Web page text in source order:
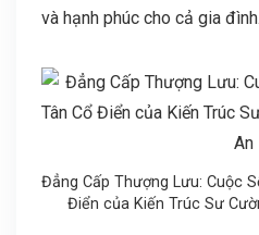
và hạnh phúc cho cả gia đình.
Đẳng Cấp Thượng Lưu: Cuộc
Điển của Kiến Trúc Sư